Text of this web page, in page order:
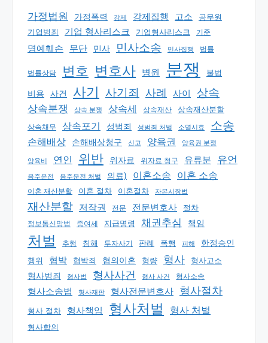
가정법원 가정폭력 강제 강제집행 고소
공무원
기업범죄
기업 형사리스크 기업형사리스크 기준
명예훼손 무단 민사 민사소송 민사집행 법률
법률상담 변호 변호사 병원 분쟁 불법
비용 사건 사기 사기죄 사례 사이 상속
상속분쟁 상속 분쟁 상속세 상속재산 상속재산분할
상속채무 상속포기 성범죄 성범죄 처벌 소멸시효 소송
손해배상 손해배상청구 신고 양육권 양육권 분쟁
양육비 연인 위반 위자료 위자료 청구 유류분 유언
음주운전 음주운전 처벌 의료) 이혼소송 이혼 소송
이혼 재산분할 이혼 절차 이혼절차 자본시장법
재산분할 저작권 전문 전문변호사 절차
정보통신망법 증여세 지급명령 채권추심 책임
처벌 추행 침해 투자사기 판례 폭행 피해 한정승인
행위 협박 협박죄 협의이혼 형량 형사 형사고소
형사범죄 형사법 형사사건 형사 사건 형사소송
형사소송법 형사재판 형사전문변호사 형사절차
형사 절차 형사책임 형사처벌 형사 처벌
형사합의